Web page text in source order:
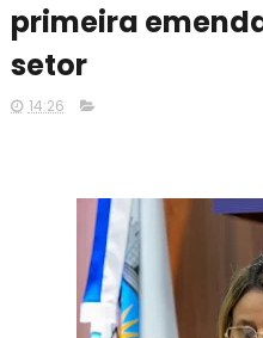
primeira
setor
14:26